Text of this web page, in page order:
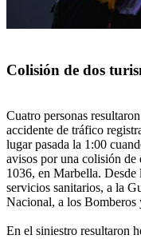
Colisión de dos
Cuatro personas
accidente de tráfico
lugar pasada la 1:00
avisos por una colisión
1036, en Marbella. Desde
servicios sanitarios, a la
Nacional, a los Bomberos
En el siniestro resultaron